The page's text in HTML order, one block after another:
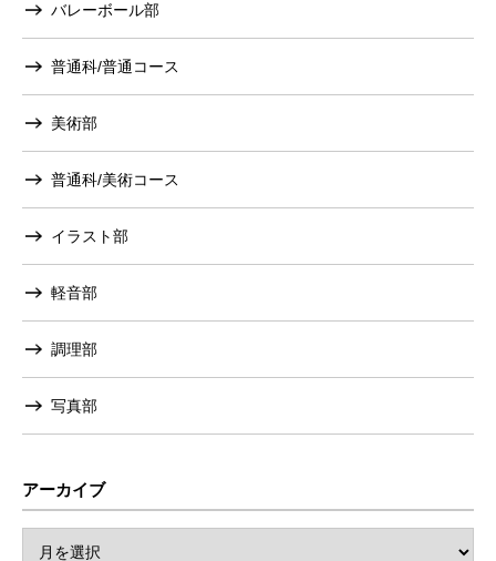
バレーボール部
普通科/普通コース
美術部
普通科/美術コース
イラスト部
軽音部
調理部
写真部
アーカイブ